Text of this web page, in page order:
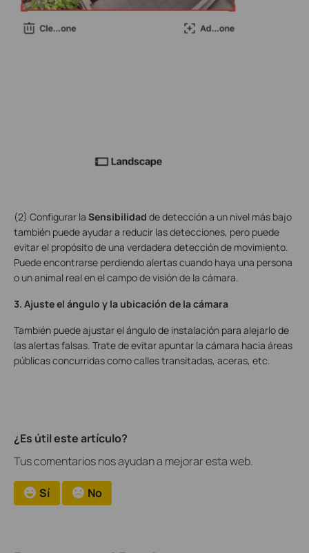
(2) Configurar la Sensibilidad de detección a un nivel más bajo
también puede ayudar a reducir las detecciones, pero puede
evitar el propósito de una verdadera detección de movimiento.
Puede encontrarse perdiendo alertas cuando haya una persona
o un animal real en el campo de visión de la cámara.
3. Ajuste el ángulo y la ubicación de la cámara
También puede ajustar el ángulo de instalación para alejarlo de
las alertas falsas. Trate de evitar apuntar la cámara hacia áreas
públicas concurridas como calles transitadas, aceras, etc.
¿Es útil este artículo?
Tus comentarios nos ayudan a mejorar esta web.
Sí No